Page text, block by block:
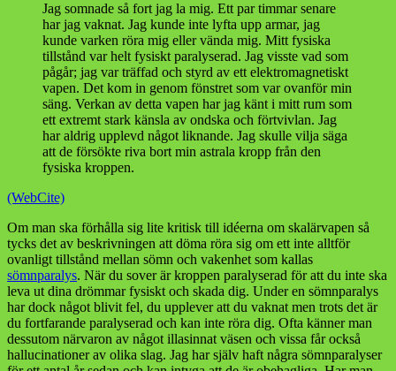
Jag somnade så fort jag la mig. Ett par timmar senare
har jag vaknat. Jag kunde inte lyfta upp armar, jag
kunde varken röra mig eller vända mig. Mitt fysiska
tillstånd var helt fysiskt paralyserad. Jag visste vad som
pågår; jag var träffad och styrd av ett elektromagnetiskt
vapen. Det kom in genom fönstret som var ovanför min
säng. Verkan av detta vapen har jag känt i mitt rum som
ett extremt stark känsla av ondska och förtvivlan. Jag
har aldrig upplevd något liknande. Jag skulle vilja säga
att de försökte riva bort min astrala kropp från den
fysiska kroppen.
(WebCite)
Om man ska förhålla sig lite kritisk till idéerna om skalärvapen så
tycks det av beskrivningen att döma röra sig om ett inte alltför
ovanligt tillstånd mellan sömn och vakenhet som kallas
sömnparalys. När du sover är kroppen paralyserad för att du inte ska
leva ut dina drömmar fysiskt och skada dig. Under en sömnparalys
har dock något blivit fel, du upplever att du vaknat men trots det är
du fortfarande paralyserad och kan inte röra dig. Ofta känner man
dessutom närvaron av något illasinnat väsen och vissa får också
hallucinationer av olika slag. Jag har själv haft några sömnparalyser